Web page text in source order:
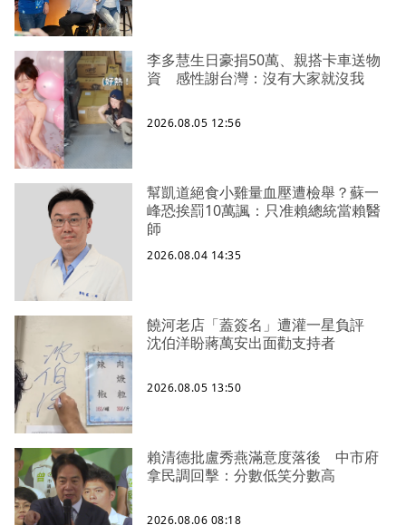
李多慧生日豪捐50萬、親搭卡車送物
資 感性謝台灣：沒有大家就沒我
2026.08.05 12:56
幫凱道絕食小雞量血壓遭檢舉？蘇一
峰恐挨罰10萬諷：只准賴總統當賴醫
師
2026.08.04 14:35
饒河老店「蓋簽名」遭灌一星負評
沈伯洋盼蔣萬安出面勸支持者
2026.08.05 13:50
賴清德批盧秀燕滿意度落後 中市府
拿民調回擊：分數低笑分數高
2026.08.06 08:18